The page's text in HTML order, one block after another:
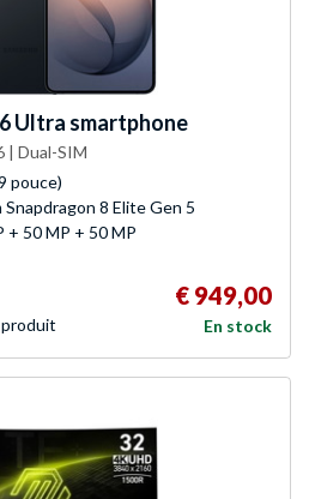
Ultra smartphone
| Dual-SIM
pouce)
8 Elite Gen 5
50 MP + 50 MP
€ 949,00
En stock